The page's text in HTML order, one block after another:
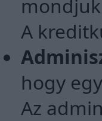
A
hogy
Az